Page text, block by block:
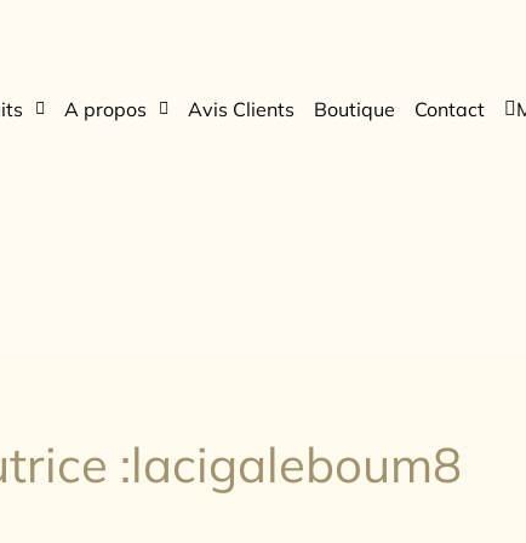
A propos Avis Clients Boutique Contact
:lacigaleboum8